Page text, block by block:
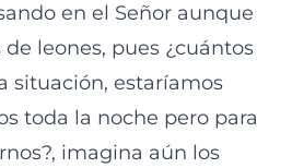
en el Señor aunque
leones, pues ¿cuántos
situación, estaríamos
toda la noche pero para
imagina aún los